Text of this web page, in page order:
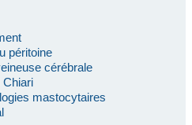
péritoine
cérébrale
Chiari
mastocytaires